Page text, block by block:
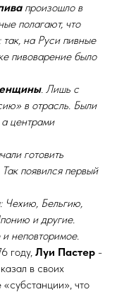
произошло в
полагают, что
так, на Руси пивные
пивоварение было
. Лишь с
в отрасль. Были
центрами
готовить
Так появился первый
Чехию, Бельгию,
и другие.
неповторимое.
году, Луи Пастер -
в своих
что